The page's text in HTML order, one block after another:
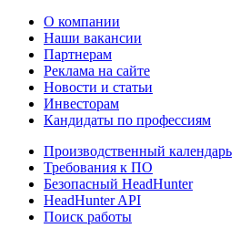
О компании
Наши вакансии
Партнерам
Реклама на сайте
Новости и статьи
Инвесторам
Кандидаты по профессиям
Производственный календарь
Требования к ПО
Безопасный HeadHunter
HeadHunter API
Поиск работы